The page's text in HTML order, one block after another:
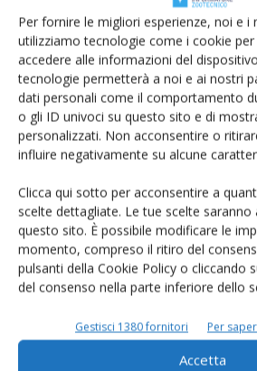
Per fornire le migliori esperienze, noi e i
utilizziamo tecnologie come i cookie
accedere alle informazioni del
tecnologie permetterà a noi e ai nostri
dati personali come il comportamento
o gli ID univoci su questo sito e di
personalizzati. Non acconsentire o
influire negativamente su alcune
Clicca qui sotto per acconsentire a
scelte dettagliate. Le tue scelte
questo sito. È possibile modificare le
momento, compreso il ritiro del
pulsanti della Cookie Policy o cliccando
del consenso nella parte inferiore dello
Gestisci 1380 fornitori Per
Accetta
AIA INFORMA
L’uso di sensori e genetica
la resilienza dei...
Di Caterina Melilli e Camillo Mammarella - 19
il progetto nell'autunno 2025 si è concluso e
momento divulgativo in un convegno che
scorso, a Giardini Naxos (Messina)